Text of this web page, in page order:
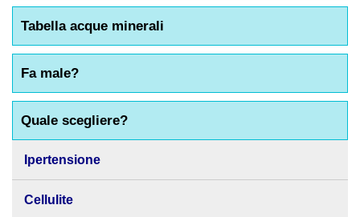
Tabella acque minerali
Fa male?
Quale scegliere?
Ipertensione
Cellulite